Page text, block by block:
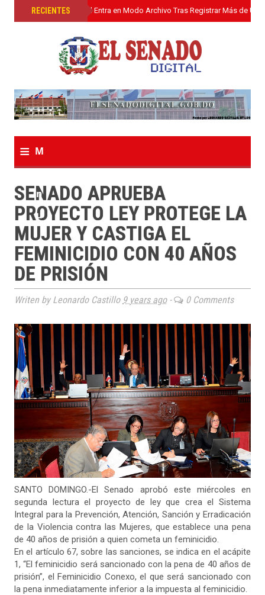
RECIENTES
»El Senado Digital Entra en Modo Archivo Tras Registrar Más de Un
≡ M
e
n
u
SENADO APRUEBA
PROYECTO LEY PROTEGE LA
MUJER Y CASTIGA EL
FEMINICIDIO CON 40 AÑOS
DE PRISIÓN
Writen by Leonardo Castillo 9 years ago- 0 Comments
SANTO DOMINGO.-El Senado aprobó este miércoles en
segunda lectura el proyecto de ley que crea el Sistema
Integral para la Prevención, Atención, Sanción y Erradicación
de la Violencia contra las Mujeres, que establece una pena
de 40 años de prisión a quien cometa un feminicidio.
En el artículo 67, sobre las sanciones, se indica en el acápite
1, “El feminicidio será sancionado con la pena de 40 años de
prisión”, el Feminicidio Conexo, el que será sancionado con
la pena inmediatamente inferior a la impuesta al feminicidio.